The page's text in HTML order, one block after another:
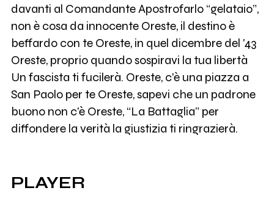
davanti al Comandante Apostrofarlo “gelataio”,
non è cosa da innocente Oreste, il destino è
beffardo con te Oreste, in quel dicembre del '43
Oreste, proprio quando sospiravi la tua libertà
Un fascista ti fucilerà. Oreste, c'è una piazza a
San Paolo per te Oreste, sapevi che un padrone
buono non c'è Oreste, “La Battaglia” per
diffondere la verità la giustizia ti ringrazierà.
PLAYER